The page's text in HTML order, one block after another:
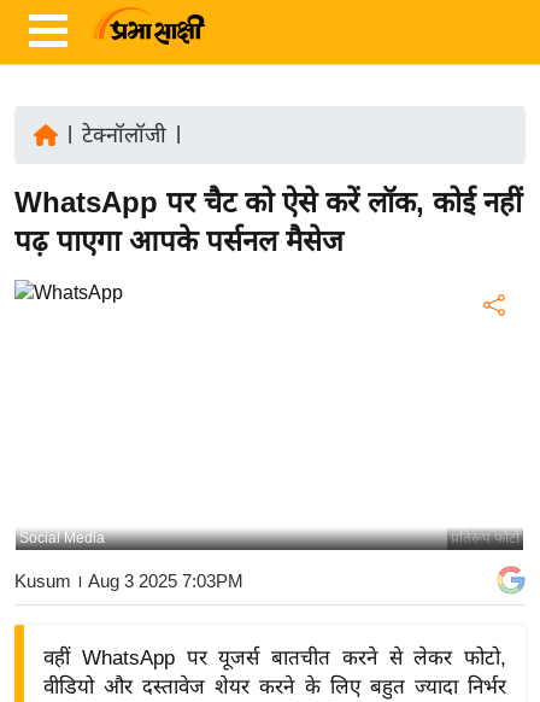
ज़ा
ख
र
ष्ट्री
बि
टेक्नॉलॉजी
WhatsApp पर चैट को ऐसे करें लॉक, कोई नहीं
पढ़ पाएगा आपके पर्सनल मैसेज
प्रतिरूप फोटो
Social Media
Kusum । Aug 3 2025 7:03PM
वहीं WhatsApp पर यूजर्स बातचीत करने से लेकर फोटो,
वीडियो और दस्तावेज शेयर करने के लिए बहुत ज्यादा निर्भर